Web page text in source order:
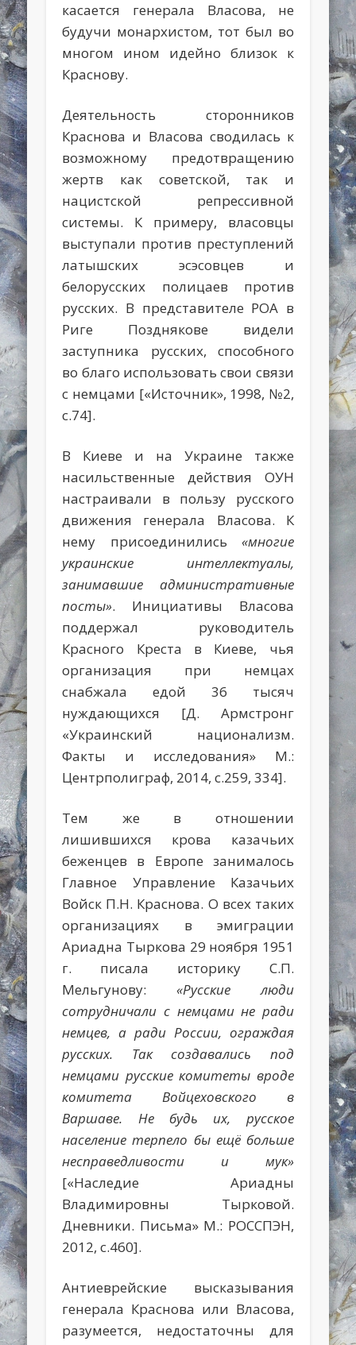
касается генерала Власова, не
будучи монархистом, тот был во
многом ином идейно близок к
Краснову.
Деятельность сторонников
Краснова и Власова сводилась к
возможному предотвращению
жертв как советской, так и
нацистской репрессивной
системы. К примеру, власовцы
выступали против преступлений
латышских эсэсовцев и
белорусских полицаев против
русских. В представителе РОА в
Риге Позднякове видели
заступника русских, способного
во благо использовать свои связи
с немцами [«Источник», 1998, №2,
с.74].
В Киеве и на Украине также
насильственные действия ОУН
настраивали в пользу русского
движения генерала Власова. К
нему присоединились «многие
украинские интеллектуалы,
занимавшие административные
посты». Инициативы Власова
поддержал руководитель
Красного Креста в Киеве, чья
организация при немцах
снабжала едой 36 тысяч
нуждающихся [Д. Армстронг
«Украинский национализм.
Факты и исследования» М.:
Центрполиграф, 2014, с.259, 334].
Тем же в отношении
лишившихся крова казачьих
беженцев в Европе занималось
Главное Управление Казачьих
Войск П.Н. Краснова. О всех таких
организациях в эмиграции
Ариадна Тыркова 29 ноября 1951
г. писала историку С.П.
Мельгунову: «Русские люди
сотрудничали с немцами не ради
немцев, а ради России, ограждая
русских. Так создавались под
немцами русские комитеты вроде
комитета Войцеховского в
Варшаве. Не будь их, русское
население терпело бы ещё больше
несправедливости и мук»
[«Наследие Ариадны
Владимировны Тырковой.
Дневники. Письма» М.: РОССПЭН,
2012, с.460].
Антиеврейские высказывания
генерала Краснова или Власова,
разумеется, недостаточны для